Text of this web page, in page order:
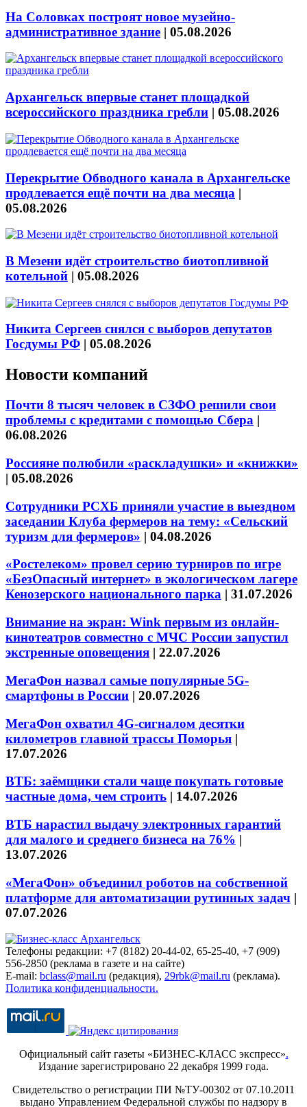
На Соловках построят новое музейно-
административное здание | 05.08.2026
Архангельск впервые станет площадкой
всероссийского праздника гребли | 05.08.2026
Перекрытие Обводного канала в Архангельске
продлевается ещё почти на два месяца |
05.08.2026
В Мезени идёт строительство биотопливной
котельной | 05.08.2026
Никита Сергеев снялся с выборов депутатов
Госдумы РФ | 05.08.2026
Новости компаний
Почти 8 тысяч человек в СЗФО решили свои
проблемы с кредитами с помощью Сбера |
06.08.2026
Россияне полюбили «раскладушки» и «книжки»
| 05.08.2026
Сотрудники РСХБ приняли участие в выездном
заседании Клуба фермеров на тему: «Сельский
туризм для фермеров» | 04.08.2026
«Ростелеком» провел серию турниров по игре
«БезОпасный интернет» в экологическом лагере
Кенозерского национального парка | 31.07.2026
Внимание на экран: Wink первым из онлайн-
кинотеатров совместно с МЧС России запустил
экстренные оповещения | 22.07.2026
МегаФон назвал самые популярные 5G-
смартфоны в России | 20.07.2026
МегаФон охватил 4G-сигналом десятки
километров главной трассы Поморья |
17.07.2026
ВТБ: заёмщики стали чаще покупать готовые
частные дома, чем строить | 14.07.2026
ВТБ нарастил выдачу электронных гарантий
для малого и среднего бизнеса на 76% |
13.07.2026
«МегаФон» объединил роботов на собственной
платформе для автоматизации рутинных задач |
07.07.2026
Телефоны редакции: +7 (8182) 20-44-02, 65-25-40, +7 (909)
556-2850 (реклама в газете и на сайте)
E-mail: bclass@mail.ru (редакция), 29rbk@mail.ru (реклама).
Политика конфиденциальности.
Официальный сайт газеты «БИЗНЕС-КЛАСС экспресс».
Издание зарегистрировано 22 декабря 1999 года.
Свидетельство о регистрации ПИ №ТУ-00302 от 07.10.2011
выдано Управлением Федеральной службы по надзору в